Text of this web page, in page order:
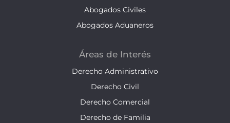
Abogados Civiles
Abogados Aduaneros
Áreas de Interés
Derecho Administrativo
Derecho Civil
Derecho Comercial
Derecho de Familia